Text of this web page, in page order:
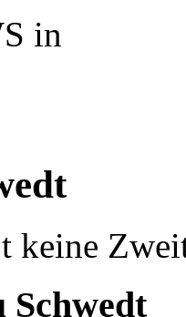
in
keine
Schwedt